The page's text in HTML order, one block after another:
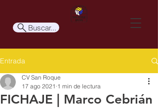
Buscar...
Entrada
FICHAJE | Marco Cebrián
CV San Roque
17 ago 2021 1 min de lectura